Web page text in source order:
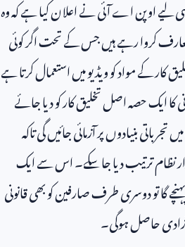
لیے اوپن اے آئی نے اعلان کیا ہے کہ وہ
کروا رہے ہیں جس کے تحت اگر کوئی
کے مواد کو ویڈیو میں استعمال کرتا ہے
ایک حصہ اصل تخلیق کار کو دیا جائے
بنیادوں پر آزمائی جائیں گی تاکہ
نظام ترتیب دیا جا سکے۔ اس سے ایک
گا تو دوسری طرف صارفین کو بھی قانونی
آزادی حاصل ہوگی۔